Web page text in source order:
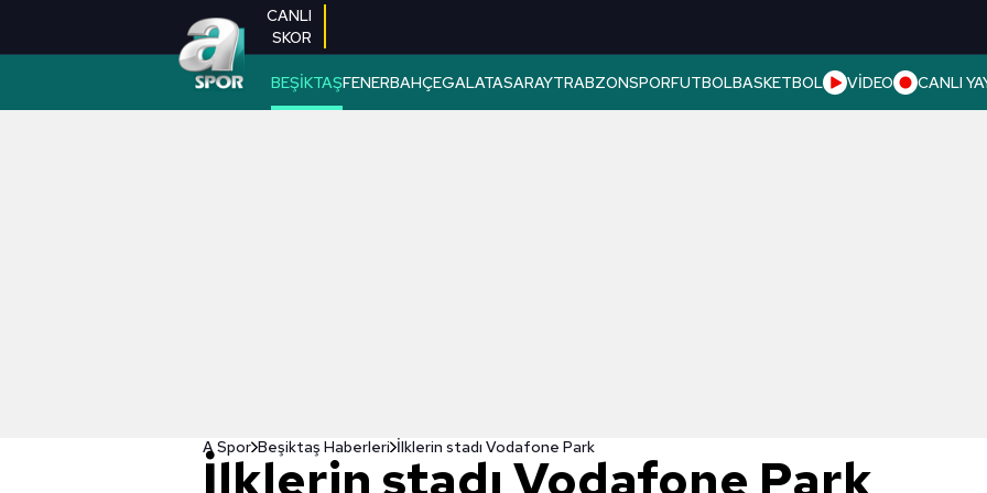
CANLI
SKOR
BEŞİKTAŞFENERBAHÇEGALATASARAYTRABZONSPORFUTBOLBASKETBOL VİDEO CANLI
A Spor Beşiktaş Haberleri İlklerin stadı Vodafone Park
İlklerin stadı Vodafone Park